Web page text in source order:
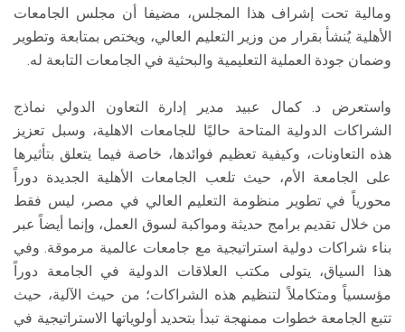
ومالية تحت إشراف هذا المجلس، مضيفا أن مجلس الجامعات
الأهلية يُنشأ بقرار من وزير التعليم العالي، ويختص بمتابعة وتطوير
وضمان جودة العملية التعليمية والبحثية في الجامعات التابعة له.
واستعرض د. كمال عبيد مدير إدارة التعاون الدولي نماذج
الشراكات الدولية المتاحة حاليًا للجامعات الاهلية، وسبل تعزيز
هذه التعاونات، وكيفية تعظيم فوائدها، خاصة فيما يتعلق بتأثيرها
على الجامعة الأم، حيث تلعب الجامعات الأهلية الجديدة دوراً
محورياً في تطوير منظومة التعليم العالي في مصر، ليس فقط
من خلال تقديم برامج حديثة ومواكبة لسوق العمل، وإنما أيضاً عبر
بناء شراكات دولية استراتيجية مع جامعات عالمية مرموقة. وفي
هذا السياق، يتولى مكتب العلاقات الدولية في الجامعة دوراً
مؤسسياً ومتكاملاً لتنظيم هذه الشراكات؛ من حيث الآلية، حيث
تتبع الجامعة خطوات ممنهجة تبدأ بتحديد أولوياتها الاستراتيجية في